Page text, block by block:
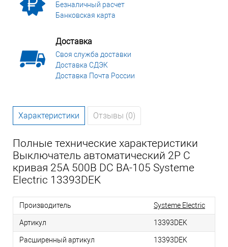
Безналичный расчет
Банковская карта
Доставка
Своя служба доставки
Доставка СДЭК
Доставка Почта России
Характеристики Отзывы (0)
Полные технические характеристики
Выключатель автоматический 2P C
кривая 25A 500В DC ВА-105 Systeme
Electric 13393DEK
Производитель Systeme Electric
Артикул 13393DEK
Расширенный артикул 13393DEK